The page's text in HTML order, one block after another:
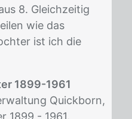
8. Gleichzeitig
wie das
ist ich die
1899-1961
Quickborn,
1899 - 1961.